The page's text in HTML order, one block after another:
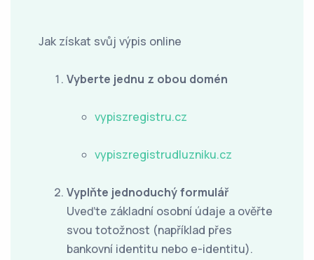
Jak získat svůj výpis online
Vyberte jednu z obou domén
vypiszregistru.cz
vypiszregistrudluzniku.cz
Vyplňte jednoduchý formulář
Uveďte základní osobní údaje a ověřte
svou totožnost (například přes
bankovní identitu nebo e-identitu).